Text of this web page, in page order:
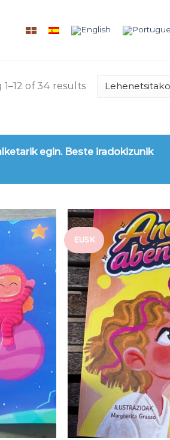
1–12 of 34 results
egin. Beste iradokizunik
EUSK